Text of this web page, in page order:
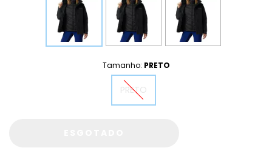
Tamanho: PRETO
PRETO